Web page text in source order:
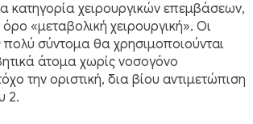
κατηγορία χειρουργικών επεμβάσεων,
«μεταβολική χειρουργική». Οι
πολύ σύντομα θα χρησιμοποιούνται
άτομα χωρίς νοσογόνο
την οριστική, δια βίου αντιμετώπιση
2.